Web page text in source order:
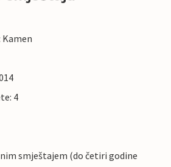
4
smještajem (do četiri godine